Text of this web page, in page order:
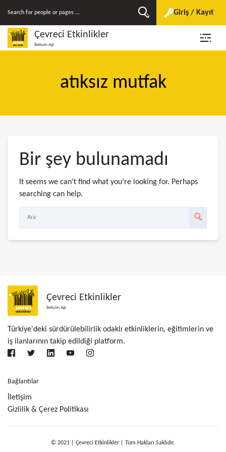
Giriş / Kayıt
Çevreci Etkinlikler
İletişim Ağı
atıksız mutfak
Bir şey bulunamadı
It seems we can’t find what you’re looking for. Perhaps
searching can help.
Çevreci Etkinlikler
İletişim Ağı
Türkiye'deki sürdürülebilirlik odaklı etkinliklerin, eğitimlerin ve
iş ilanlarının takip edildiği platform.
Bağlantılar
İletişim
Gizlilik & Çerez Politikası
© 2021 | Çevreci Etkinlikler | Tüm Hakları Saklıdır.